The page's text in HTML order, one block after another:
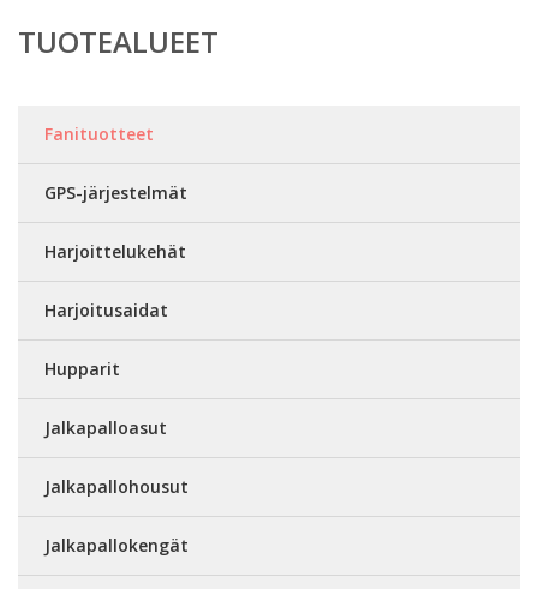
TUOTEALUEET
Fanituotteet
GPS-järjestelmät
Harjoittelukehät
Harjoitusaidat
Hupparit
Jalkapalloasut
Jalkapallohousut
Jalkapallokengät